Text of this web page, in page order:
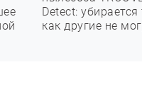
Detect: убирается
как другие не